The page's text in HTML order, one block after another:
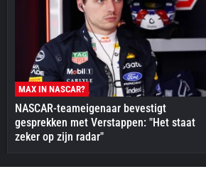
MAX IN NASCAR?
NASCAR-teameigenaar bevestigt
gesprekken met Verstappen: "Het staat
zeker op zijn radar"